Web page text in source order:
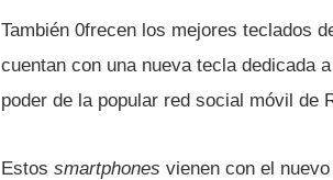
También 0frecen los mejores teclados
cuentan con una nueva tecla dedicada
poder de la popular red social móvil de
Estos smartphones vienen con el